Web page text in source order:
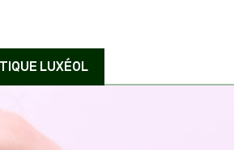
LUXÉOL